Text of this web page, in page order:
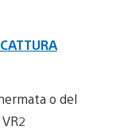
o del